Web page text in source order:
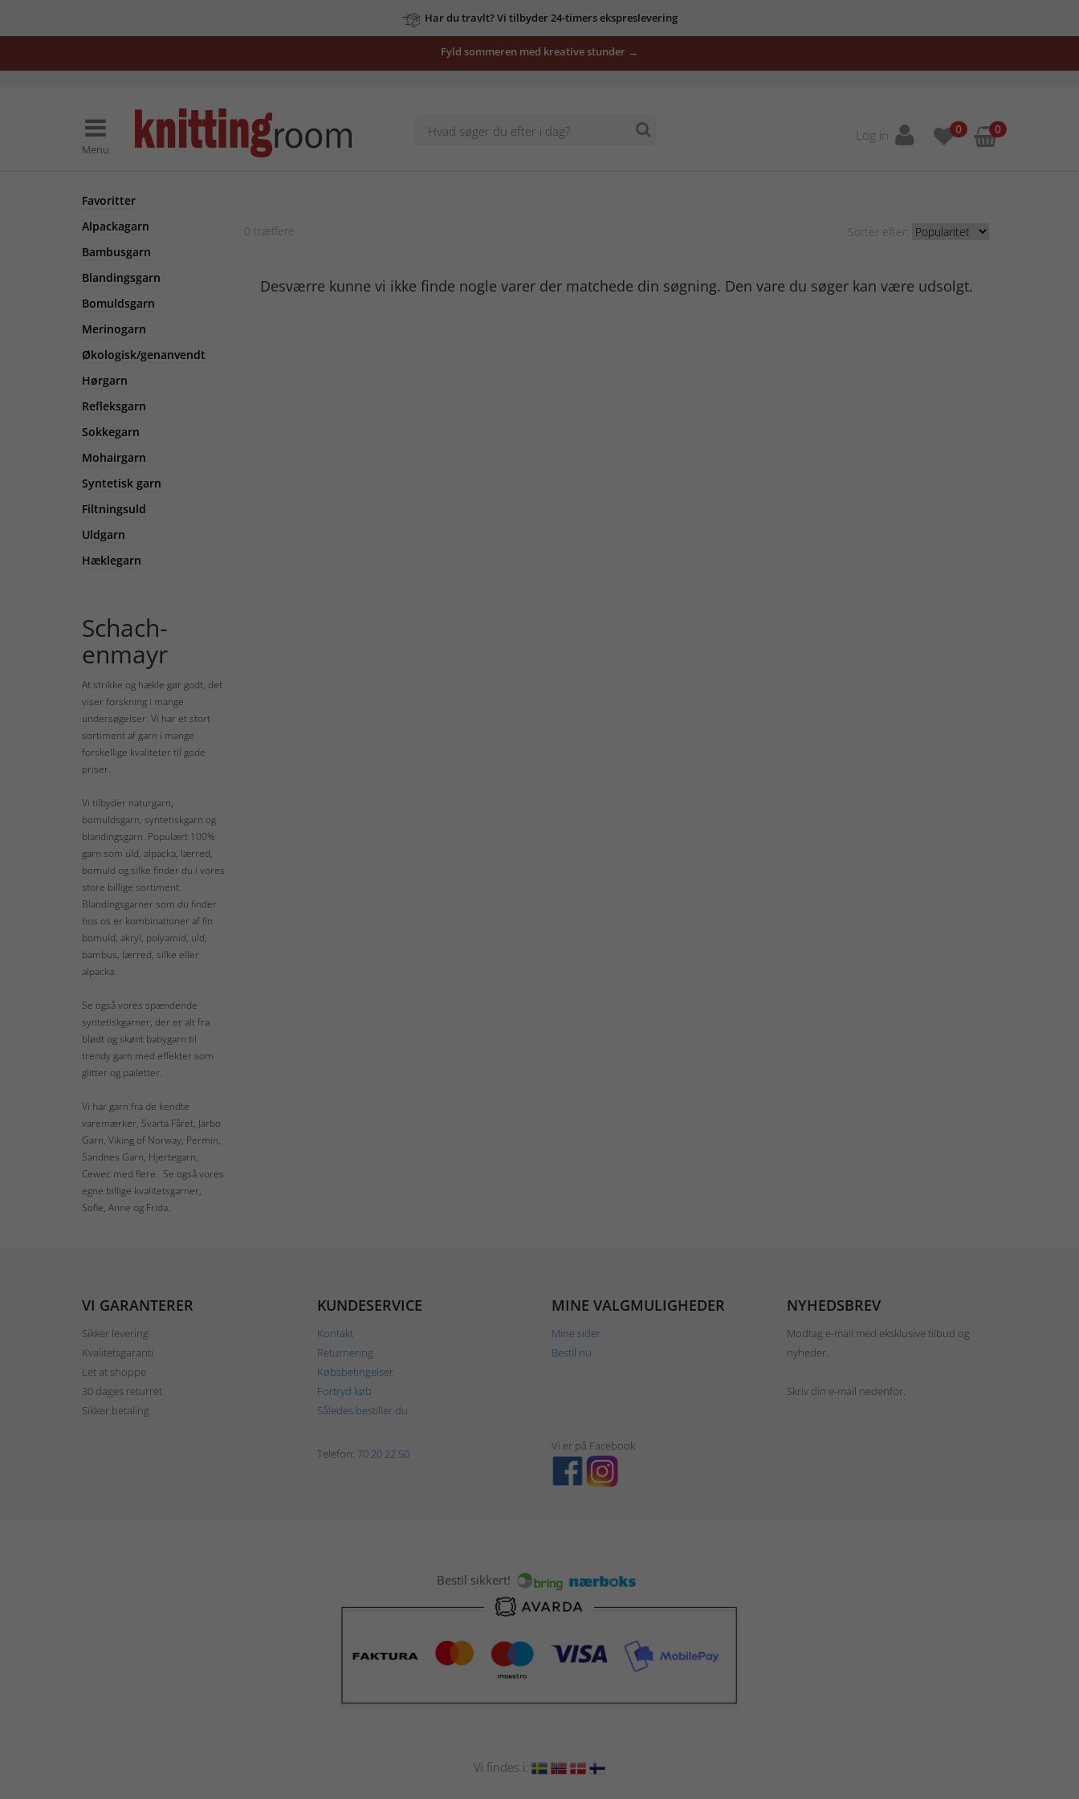
Har du travlt? Vi tilbyder 24-timers ekspreslevering
Fyld sommeren med kreative stunder →
Menu
Log in 0 0
Favoritter
Alpackagarn
Bambusgarn
Blandingsgarn
Bomuldsgarn
Merinogarn
Økologisk/genanvendt
Hørgarn
Refleksgarn
Sokkegarn
Mohairgarn
Syntetisk garn
Filtningsuld
Uldgarn
Hæklegarn
Schach-
enmayr
At strikke og hækle gør godt, det
viser forskning i mange
undersøgelser. Vi har et stort
sortiment af garn i mange
forskellige kvaliteter til gode
priser.
Vi tilbyder naturgarn,
bomuldsgarn, syntetiskgarn og
blandingsgarn. Populært 100%
garn som uld, alpacka, lærred,
bomuld og silke finder du i vores
store billige sortiment.
Blandingsgarner som du finder
hos os er kombinationer af fin
bomuld, akryl, polyamid, uld,
bambus, lærred, silke eller
alpacka.
Se også vores spændende
syntetiskgarner, der er alt fra
blødt og skønt babygarn til
trendy garn med effekter som
glitter og pailetter.
Vi har garn fra de kendte
varemærker, Svarta Fåret, Järbo
Garn, Viking of Norway, Permin,
Sandnes Garn, Hjertegarn,
Cewec med flere. Se også vores
egne billige kvalitetsgarner,
Sofie, Anne og Frida.
0 træffere Sorter efter:
Desværre kunne vi ikke finde nogle varer der matchede din søgning. Den vare du søger kan være udsolgt.
VI GARANTERER
Sikker levering
Kvalitetsgaranti
Let at shoppe
30 dages returret
Sikker betaling
KUNDESERVICE
Kontakt
Returnering
Købsbetingelser
Fortryd køb
Således bestiller du
MINE VALGMULIGHEDER
Mine sider
Bestil nu
NYHEDSBREV
Modtag e-mail med eksklusive tilbud og
nyheder.
Skriv din e-mail nedenfor.
Telefon: 70 20 22 50
Vi er på Facebook
Bestil sikkert!
Vi findes i: